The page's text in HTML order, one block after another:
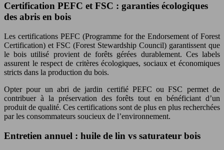
Certification PEFC et FSC : garanties écologiques
des abris en bois
Les certifications PEFC (Programme for the Endorsement of Forest
Certification) et FSC (Forest Stewardship Council) garantissent que
le bois utilisé provient de forêts gérées durablement. Ces labels
assurent le respect de critères écologiques, sociaux et économiques
stricts dans la production du bois.
Opter pour un abri de jardin certifié PEFC ou FSC permet de
contribuer à la préservation des forêts tout en bénéficiant d’un
produit de qualité. Ces certifications sont de plus en plus recherchées
par les consommateurs soucieux de l’environnement.
Entretien annuel : huile de lin vs saturateur bois